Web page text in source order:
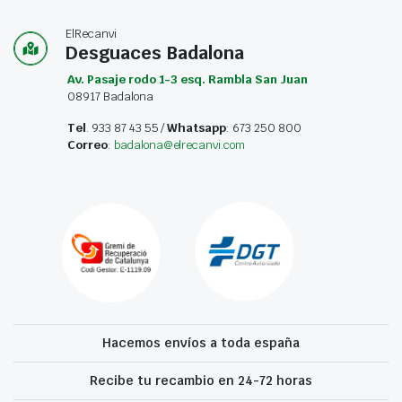
ElRecanvi
Desguaces Badalona
Av. Pasaje rodo 1-3 esq. Rambla San Juan
08917 Badalona
Tel. 933 87 43 55 /Whatsapp: 673 250 800
Correo: badalona@elrecanvi.com
Hacemos envíos a toda españa
Recibe tu recambio en 24-72 horas